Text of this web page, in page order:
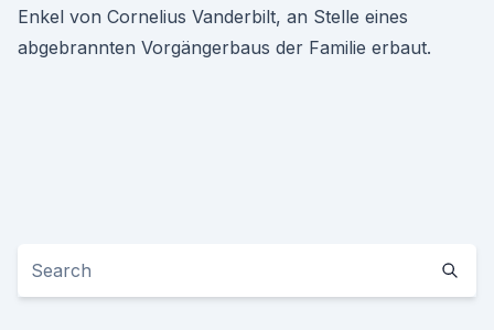
Enkel von Cornelius Vanderbilt, an Stelle eines
abgebrannten Vorgängerbaus der Familie erbaut.